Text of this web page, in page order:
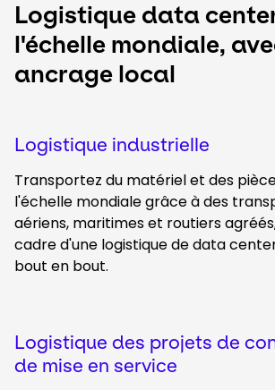
Logistique data
l'échelle mondiale,
ancrage local
Logistique industrielle
Transportez du matériel et des
l'échelle mondiale grâce à des
aériens, maritimes et routiers
cadre d'une logistique de data
bout en bout.
Logistique des projets de
de mise en service